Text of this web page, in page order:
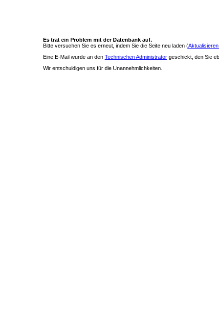
Es trat ein Problem mit der Datenbank auf.
Bitte versuchen Sie es erneut, indem Sie die Seite neu laden (
Eine E-Mail wurde an den Technischen Administrator geschickt, den Sie
Wir entschuldigen uns für die Unannehmlichkeiten.